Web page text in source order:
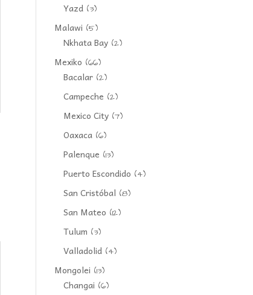
Yazd (3)
Malawi (5)
Nkhata Bay (2)
Mexiko (66)
Bacalar (2)
Campeche (2)
Mexico City (7)
Oaxaca (6)
Palenque (13)
Puerto Escondido (4)
San Cristóbal (8)
San Mateo (12)
Tulum (3)
Valladolid (4)
Mongolei (13)
Changai (6)